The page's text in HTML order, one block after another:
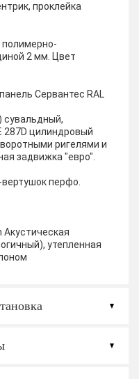
проклейка
2 мм. Цвет
Сервантес RAL
сувальдный,
287D цилиндровый
ригелями и
задвижка "евро".
перфо.
Акустическая
утепленная